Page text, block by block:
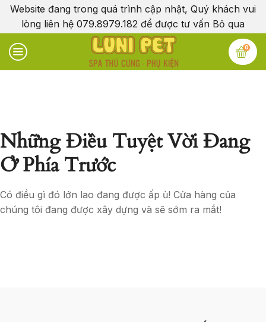
Website đang trong quá trình cập nhật, Quý khách vui
lòng liên hệ 079.8979.182 để được tư vấn Bỏ qua
0
Những Điều Tuyệt Vời Đang
Ở Phía Trước
Có điều gì đó lớn lao đang được ấp ủ! Cửa hàng của
chúng tôi đang được xây dựng và sẽ sớm ra mắt!